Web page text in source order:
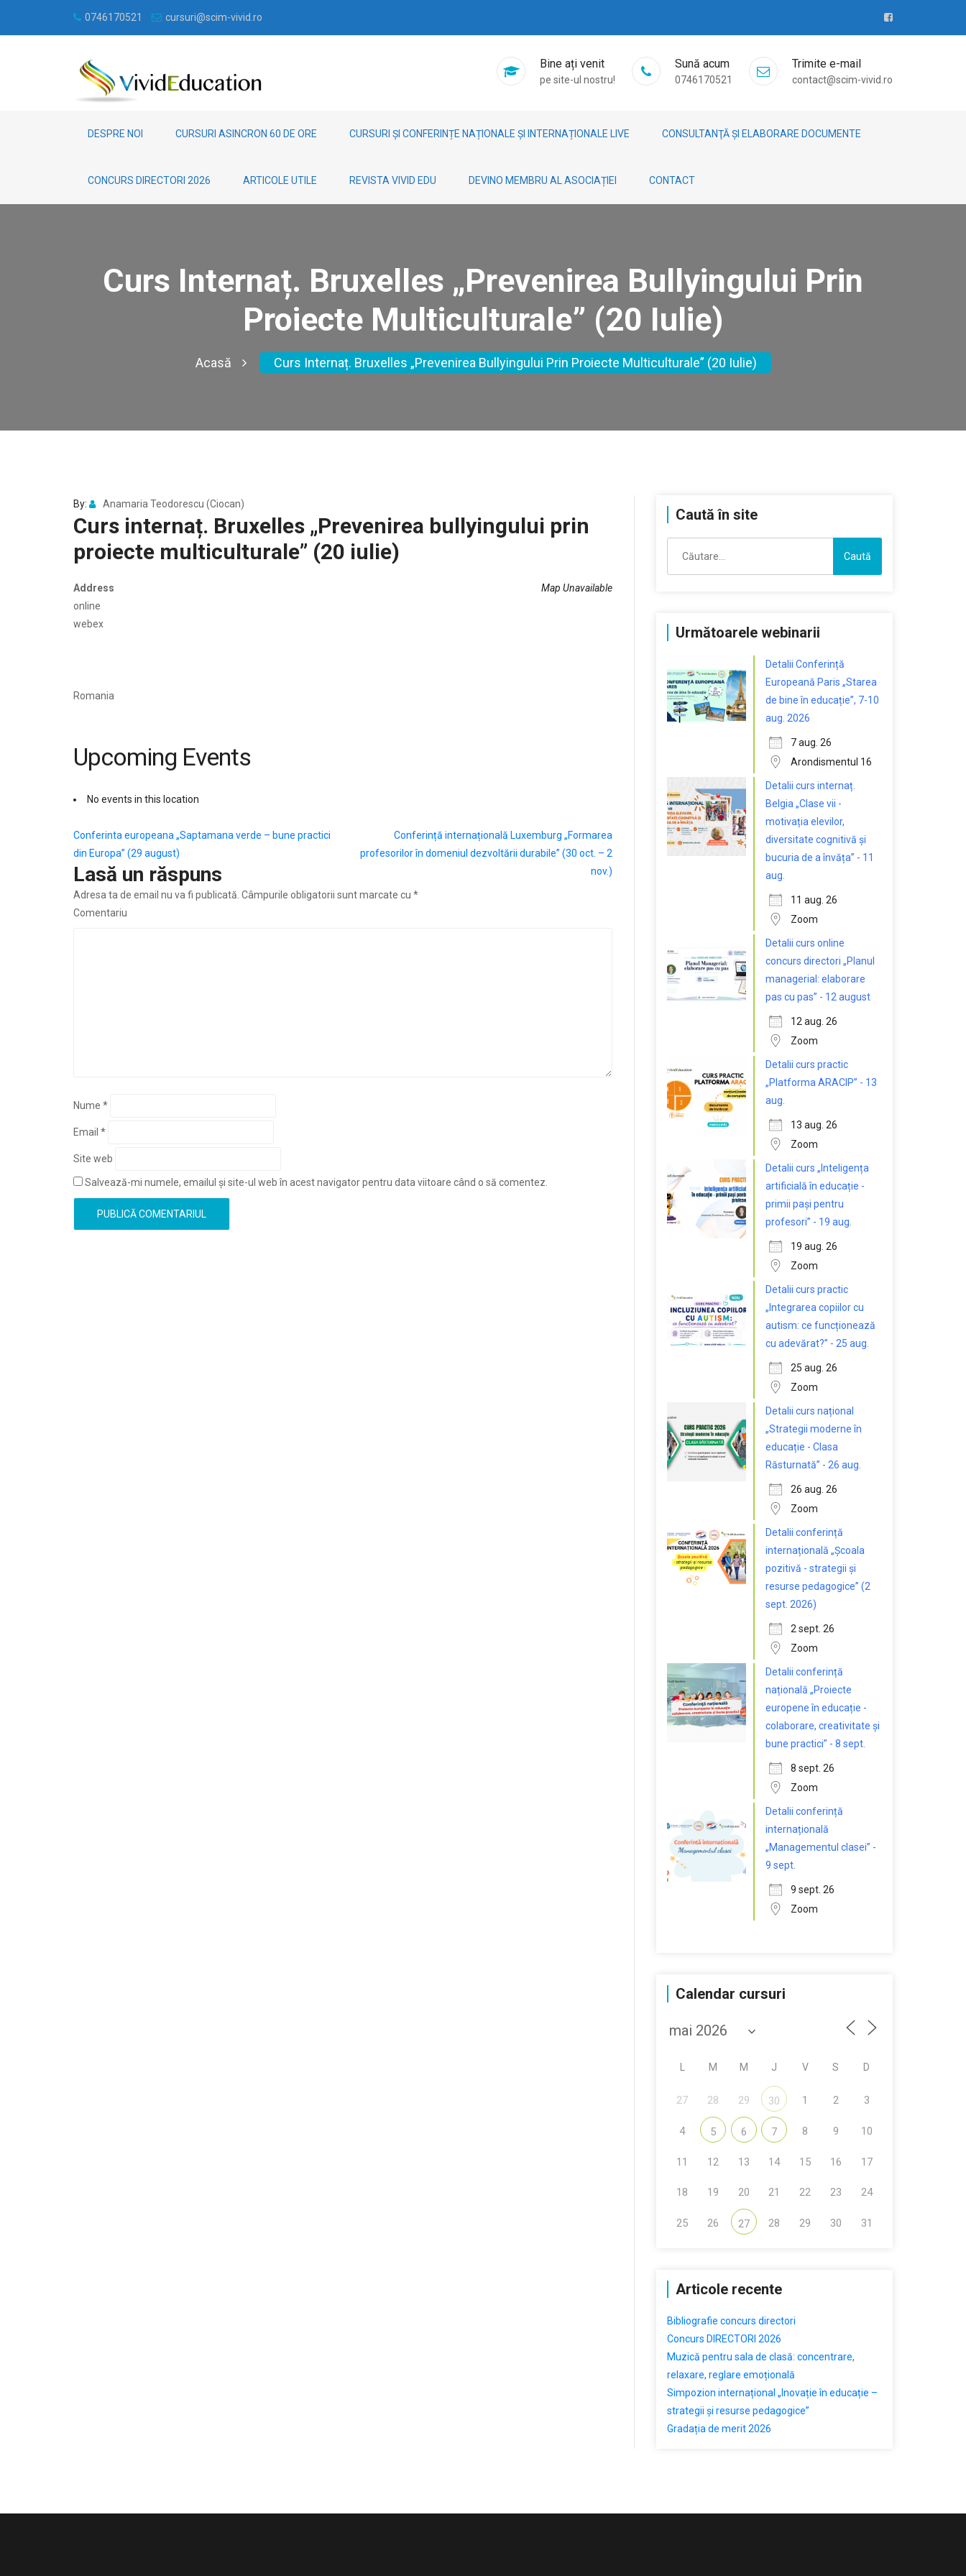
0746170521 cursuri@scim-vivid.ro
Bine ați venit
pe site-ul nostru!
Sună acum
0746170521
Trimite e-mail
contact@scim-vivid.ro
DESPRE NOI CURSURI ASINCRON 60 DE ORE CURSURI ȘI CONFERINȚE NAȚIONALE ȘI INTERNAȚIONALE LIVE CONSULTANŢĂ ȘI ELABORARE DOCUMENTE
CONCURS DIRECTORI 2026 ARTICOLE UTILE REVISTA VIVID EDU DEVINO MEMBRU AL ASOCIAȚIEI CONTACT
Curs Internaț. Bruxelles „Prevenirea Bullyingului Prin
Proiecte Multiculturale” (20 Iulie)
Acasă Curs Internaț. Bruxelles „Prevenirea Bullyingului Prin Proiecte Multiculturale” (20 Iulie)
By: Anamaria Teodorescu (Ciocan)
Curs internaț. Bruxelles „Prevenirea bullyingului prin
proiecte multiculturale” (20 iulie)
Map Unavailable
Address
online
webex
Romania
Upcoming Events
No events in this location
Navigare
în
articole
Conferinta europeana „Saptamana verde – bune practici
din Europa” (29 august)
Conferință internațională Luxemburg „Formarea
profesorilor în domeniul dezvoltării durabile” (30 oct. – 2
nov.)
Lasă un răspuns
Adresa ta de email nu va fi publicată. Câmpurile obligatorii sunt marcate cu *
Comentariu
Nume *
Email *
Site web
Salvează-mi numele, emailul și site-ul web în acest navigator pentru data viitoare când o să comentez.
Caută în site
după:
Următoarele webinarii
Detalii Conferință
Europeană Paris „Starea
de bine în educație”, 7-10
aug. 2026
7 aug. 26
Arondismentul 16
Detalii curs internaț.
Belgia „Clase vii -
motivația elevilor,
diversitate cognitivă și
bucuria de a învăța” - 11
aug.
11 aug. 26
Zoom
Detalii curs online
concurs directori „Planul
managerial: elaborare
pas cu pas” - 12 august
12 aug. 26
Zoom
Detalii curs practic
„Platforma ARACIP” - 13
aug.
13 aug. 26
Zoom
Detalii curs „Inteligența
artificială în educație -
primii pași pentru
profesori” - 19 aug.
19 aug. 26
Zoom
Detalii curs practic
„Integrarea copiilor cu
autism: ce funcționează
cu adevărat?” - 25 aug.
25 aug. 26
Zoom
Detalii curs național
„Strategii moderne în
educație - Clasa
Răsturnată” - 26 aug.
26 aug. 26
Zoom
Detalii conferință
internațională „Școala
pozitivă - strategii și
resurse pedagogice” (2
sept. 2026)
2 sept. 26
Zoom
Detalii conferință
națională „Proiecte
europene în educație -
colaborare, creativitate și
bune practici” - 8 sept.
8 sept. 26
Zoom
Detalii conferință
internațională
„Managementul clasei” -
9 sept.
9 sept. 26
Zoom
Calendar cursuri
M M J V S D
27 28 29 30 1 2 3
4 5 6 7 8 9 10
11 12 13 14 15 16 17
18 19 20 21 22 23 24
25 26 27 28 29 30 31
Articole recente
Bibliografie concurs directori
Concurs DIRECTORI 2026
Muzică pentru sala de clasă: concentrare,
relaxare, reglare emoțională
Simpozion internațional „Inovație în educație –
strategii și resurse pedagogice”
Gradația de merit 2026